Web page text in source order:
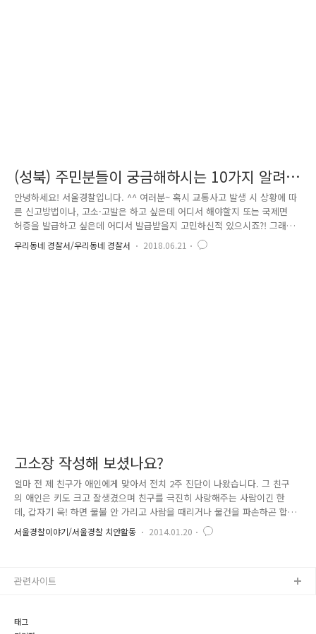
(성북) 주민분들이 궁금해하시는 10가지 알려드
려요♥
안녕하세요! 서울경찰입니다. ^^ 여러분~ 혹시 교통사고 발생 시 상황에 따
른 신고방법이나, 고소·고발은 하고 싶은데 어디서 해야할지 또는 국제면
허증을 발급하고 싶은데 어디서 발급받을지 고민하신적 있으시죠?! 그래서
만들었습니다. 자주 묻는 질문&답변 TOP 10입니다. 그러면 어떤 질문이
많은지 한번 함께 보실까요? 첫번 째, [교통] 무인단속카메라에 단속이 됐
우리동네 경찰서/우리동네 경찰서 2018.06.21
고소장 작성해 보셨나요?
얼마 전 제 친구가 애인에게 맞아서 전치 2주 진단이 나왔습니다. 그 친구
의 애인은 키도 크고 잘생겼으며 친구를 극진히 사랑해주는 사람이긴 한
데, 갑자기 욱! 하면 물불 안 가리고 사람을 때리거나 물건을 파손하곤 합
니다. 그럴 때마다 친구에게 잘못했다고 용서해달라고 애원을 하는 바람에
친구는 애인을 이해하려고 노력을 많이 했었는데요. 이번에는 온 몸에 멍
만 물어보지 못했던 사실!!! 이제부터 그 가려운 곳을 꼼꼼히 알려드리겠습
서울경찰이야기/서울경찰 치안활동 2014.01.20
태그
관련사이트